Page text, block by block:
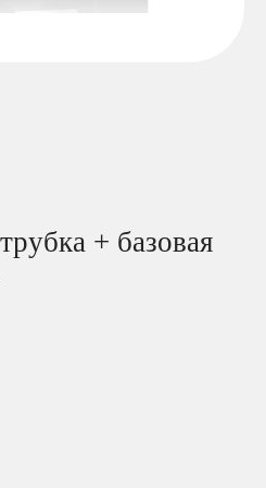
+ базовая